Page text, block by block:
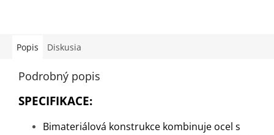
Popis Diskusia
Podrobný popis
SPECIFIKACE:
Bimateriálová konstrukce kombinuje ocel s